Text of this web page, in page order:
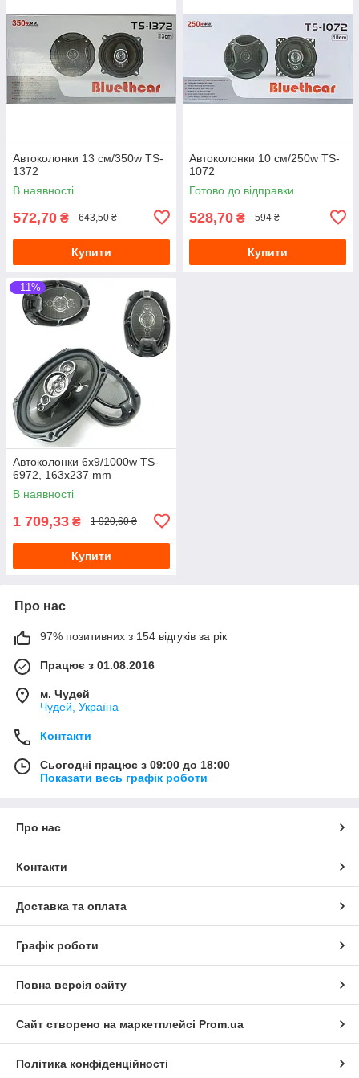
Автоколонки 13 см/350w TS-
1372
В наявності
572,70 ₴ 643,50 ₴
Купити
Автоколонки 10 см/250w TS-
1072
Готово до відправки
528,70 ₴ 594 ₴
Купити
–11%
Автоколонки 6x9/1000w TS-
6972, 163x237 mm
В наявності
1 709,33 ₴ 1 920,60 ₴
Купити
Про нас
97% позитивних з 154 відгуків за рік
Працює з 01.08.2016
м. Чудей
Чудей, Україна
Контакти
Сьогодні працює з 09:00 до 18:00
Показати весь графік роботи
Про нас
Контакти
Доставка та оплата
Графік роботи
Повна версія сайту
Сайт створено на маркетплейсі Prom.ua
Політика конфіденційності